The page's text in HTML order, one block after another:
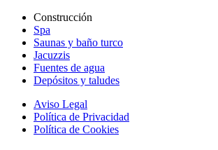
Construcción
Spa
Saunas y baño turco
Jacuzzis
Fuentes de agua
Depósitos y taludes
Aviso Legal
Política de Privacidad
Política de Cookies